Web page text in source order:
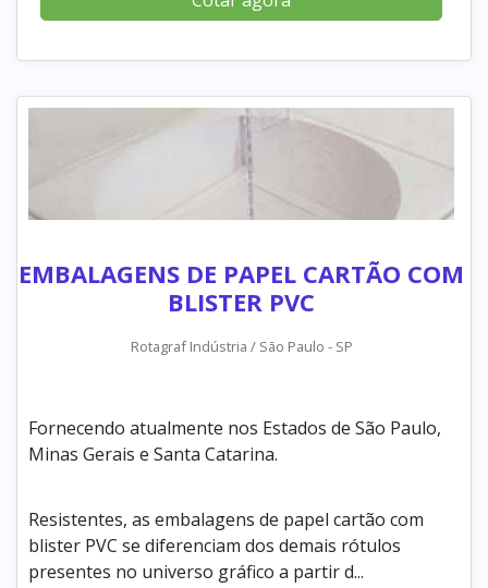
EMBALAGENS DE PAPEL CARTÃO COM
BLISTER PVC
Rotagraf Indústria / São Paulo - SP
Fornecendo atualmente nos Estados de São Paulo,
Minas Gerais e Santa Catarina.
Resistentes, as embalagens de papel cartão com
blister PVC se diferenciam dos demais rótulos
presentes no universo gráfico a partir d...